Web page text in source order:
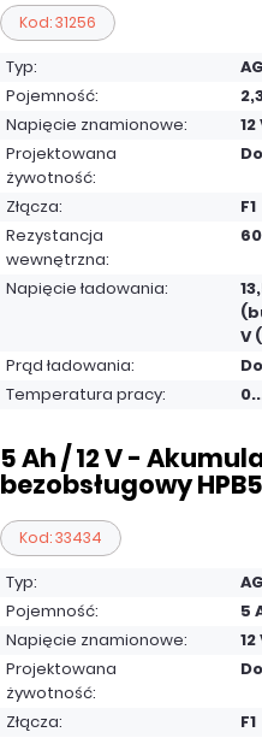
Kod: 31256
Typ:
Pojemność:
Napięcie znamionowe:
12
Projektowana
żywotność:
Złącza:
F1
Rezystancja
wewnętrzna:
Napięcie ładowania:
V
Prąd ładowania:
Temperatura pracy:
5 Ah / 12 V -
bezobsługowy
Kod: 33434
Typ:
Pojemność:
5
Napięcie znamionowe:
12
Projektowana
żywotność:
Złącza:
F1